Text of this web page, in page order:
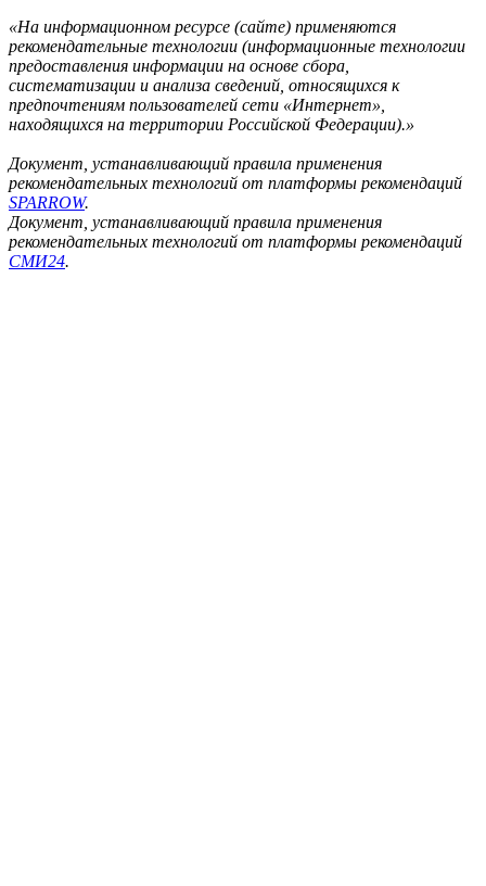
«На информационном ресурсе (сайте) применяются
рекомендательные технологии (информационные технологии
предоставления информации на основе сбора,
систематизации и анализа сведений, относящихся к
предпочтениям пользователей сети «Интернет»,
находящихся на территории Российской Федерации).»
Документ, устанавливающий правила применения
рекомендательных технологий от платформы рекомендаций
SPARROW.
Документ, устанавливающий правила применения
рекомендательных технологий от платформы рекомендаций
СМИ24.